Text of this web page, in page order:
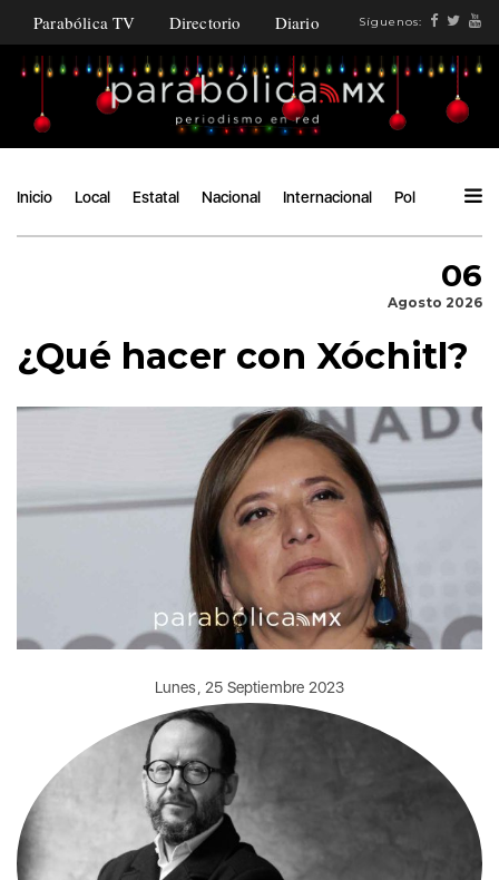
Parabólica TV Directorio Diario Síguenos:
Inicio Local Estatal Nacional Internacional Política
06
Agosto 2026
¿Qué hacer con Xóchitl?
Lunes, 25 Septiembre 2023